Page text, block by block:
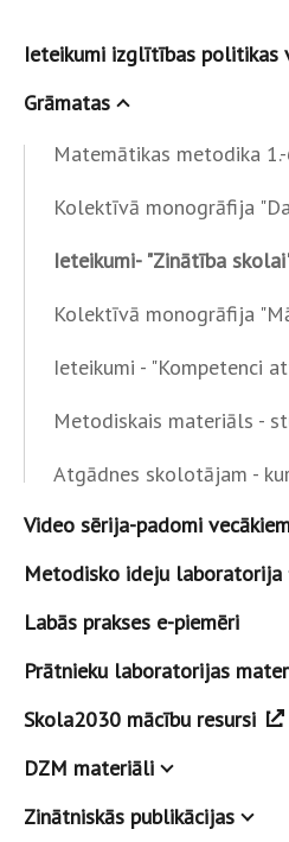
Ieteikumi izglītības politikas
Grāmatas
Matemātikas metodika
Kolektīvā monogrāfija
Ieteikumi- "Zinātība
Kolektīvā monogrāfija
Ieteikumi - "Kompetenci
Metodiskais materiāls -
Atgādnes skolotājam -
Video sērija-padomi
Metodisko ideju laboratorija
Labās prakses e-piemēri
Prātnieku laboratorijas
Skola2030 mācību resursi
DZM materiāli
Zinātniskās publikācijas